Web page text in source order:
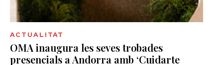
ACTUALITAT
OMA inaugura les seves trobades
presencials a Andorra amb ‘Cuidarte